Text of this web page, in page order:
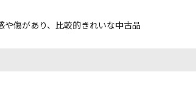
や傷があり、比較的きれいな中古品